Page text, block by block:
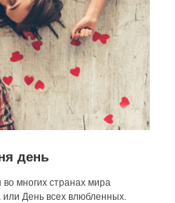
день
многих странах мира
или День всех влюбленных.